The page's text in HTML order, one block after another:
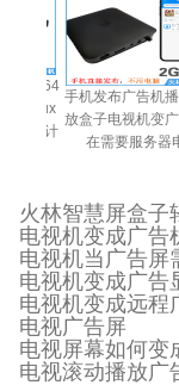
手机发布广告机播放
放盒子电视机变广告
在需要服务器电脑
火林智慧屏盒子
电视机变成广告
电视机当广告屏
电视机变成广告
电视机变成远程
电视广告屏
电视屏幕如何变
电视滚动播放广